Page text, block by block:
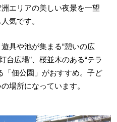
エリアの美しい夜景を一望
気です。
具や池が集まる“憩いの広
台広場”、桜並木のある“テラ
「佃公園」がおすすめ。子ど
場所になっています。